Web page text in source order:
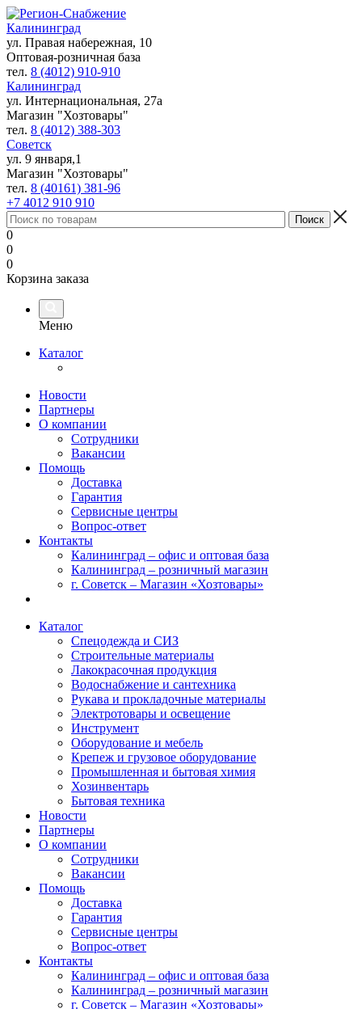
Калининград
ул. Правая набережная, 10
Оптовая-розничная база
тел. 8 (4012) 910-910
Калининград
ул. Интернациональная, 27а
Магазин "Хозтовары"
тел. 8 (4012) 388-303
Советск
ул. 9 января,1
Магазин "Хозтовары"
тел. 8 (40161) 381-96
+7 4012 910 910
0
0
0
Корзина заказа
Меню
Каталог
Новости
Партнеры
О компании
Сотрудники
Вакансии
Помощь
Доставка
Гарантия
Сервисные центры
Вопрос-ответ
Контакты
Калининград – офис и оптовая база
Калининград – розничный магазин
г. Советск – Магазин «Хозтовары»
Каталог
Спецодежда и СИЗ
Строительные материалы
Лакокрасочная продукция
Водоснабжение и сантехника
Рукава и прокладочные материалы
Электротовары и освещение
Инструмент
Оборудование и мебель
Крепеж и грузовое оборудование
Промышленная и бытовая химия
Хозинвентарь
Бытовая техника
Новости
Партнеры
О компании
Сотрудники
Вакансии
Помощь
Доставка
Гарантия
Сервисные центры
Вопрос-ответ
Контакты
Калининград – офис и оптовая база
Калининград – розничный магазин
г. Советск – Магазин «Хозтовары»